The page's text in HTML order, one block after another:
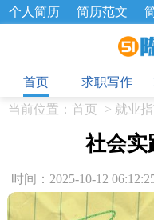
个人简历 简历范文
招聘选拔
工作总结
首页
求职写作
当前位置： 首页 > 就业
社会实
时间：2025-10-12